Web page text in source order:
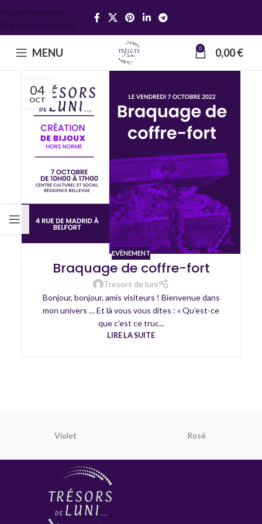
Skip to navigation
Skip to main content
MENU 0 0,00€
04
OCT
EVÈNEMENT
Braquage de coffre-fort
Tresors de luni
Bonjour, bonjour, amis visiteurs ! Bienvenue dans
mon univers … Et là vous vous dites : « Qu’est-ce
que c’est ce truc...
LIRE LA SUITE
Violet Rosé